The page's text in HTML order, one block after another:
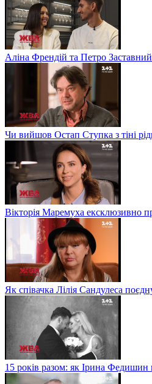
Аліна Френдій та Петро
Чи вийшов Остап Ступка з тіні
Вікторія Маремуха ексклюзивно
Як співачка Лілія Сандулеса
15 років разом: як Ірина Федишин